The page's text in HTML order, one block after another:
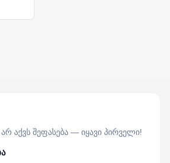
აქვს შეფასება — იყავი პირველი!